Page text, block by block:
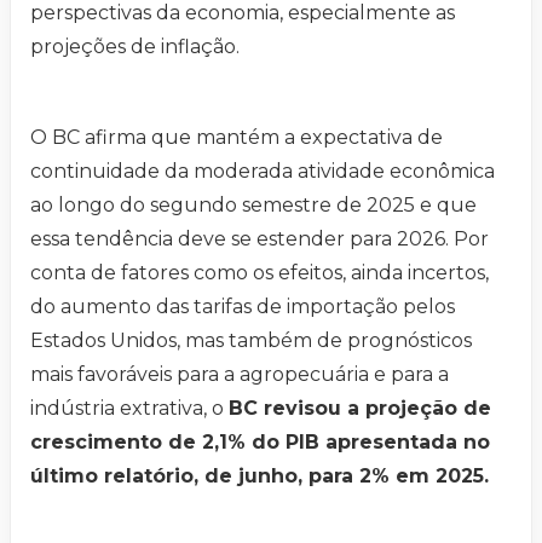
perspectivas da economia, especialmente as
projeções de inflação.
O BC afirma que mantém a expectativa de
continuidade da moderada atividade econômica
ao longo do segundo semestre de 2025 e que
essa tendência deve se estender para 2026. Por
conta de fatores como os efeitos, ainda incertos,
do aumento das tarifas de importação pelos
Estados Unidos, mas também de prognósticos
mais favoráveis para a agropecuária e para a
indústria extrativa, o BC revisou a projeção de
crescimento de 2,1% do PIB apresentada no
último relatório, de junho, para 2% em 2025.